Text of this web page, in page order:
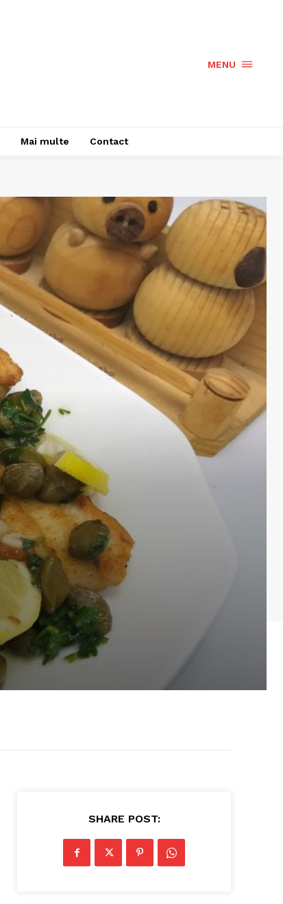
MENU
Mai multe Contact
SHARE POST: